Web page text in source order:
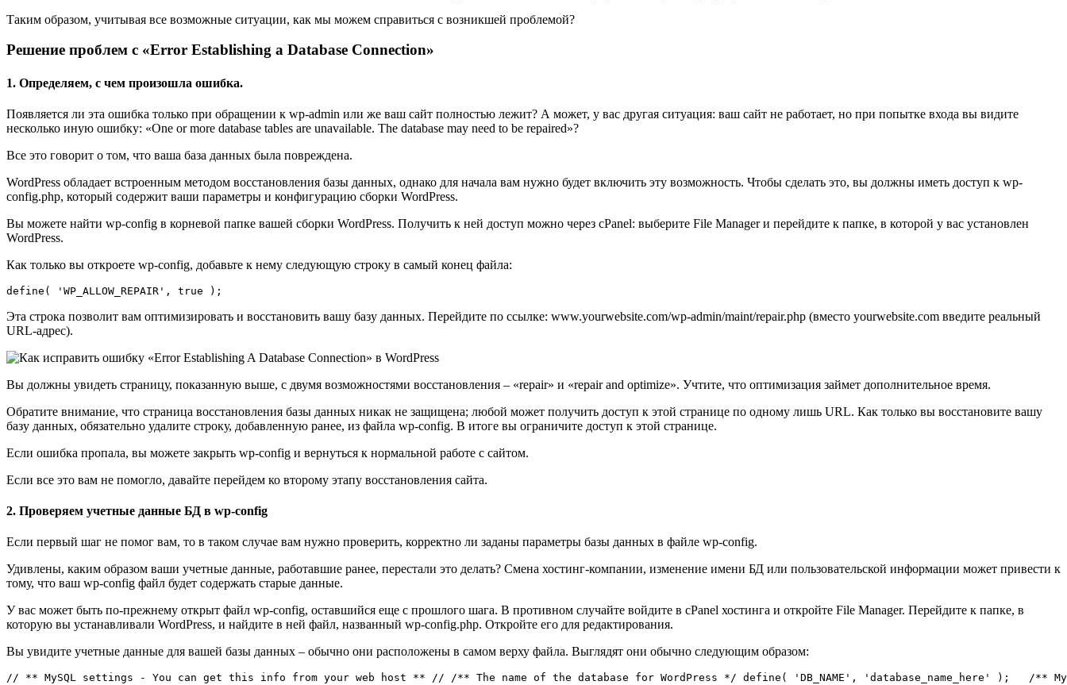
Таким образом, учитывая все возможные ситуации, как мы можем справиться с возникшей проблемой?
Решение проблем с «Error Establishing a Database Connection»
1. Определяем, с чем произошла ошибка.
Появляется ли эта ошибка только при обращении к wp-admin или же ваш сайт полностью лежит? А может, у вас другая ситуация: ваш сайт не работает, но при попытке входа вы видите
несколько иную ошибку: «One or more database tables are unavailable. The database may need to be repaired»?
Все это говорит о том, что ваша база данных была повреждена.
WordPress обладает встроенным методом восстановления базы данных, однако для начала вам нужно будет включить эту возможность. Чтобы сделать это, вы должны иметь доступ к wp-
config.php, который содержит ваши параметры и конфигурацию сборки WordPress.
Вы можете найти wp-config в корневой папке вашей сборки WordPress. Получить к ней доступ можно через cPanel: выберите File Manager и перейдите к папке, в которой у вас установлен
WordPress.
Как только вы откроете wp-config, добавьте к нему следующую строку в самый конец файла:
define( 'WP_ALLOW_REPAIR', true );
Эта строка позволит вам оптимизировать и восстановить вашу базу данных. Перейдите по ссылке: www.yourwebsite.com/wp-admin/maint/repair.php (вместо yourwebsite.com введите реальный
URL-адрес).
Вы должны увидеть страницу, показанную выше, с двумя возможностями восстановления – «repair» и «repair and optimize». Учтите, что оптимизация займет дополнительное время.
Обратите внимание, что страница восстановления базы данных никак не защищена; любой может получить доступ к этой странице по одному лишь URL. Как только вы восстановите вашу
базу данных, обязательно удалите строку, добавленную ранее, из файла wp-config. В итоге вы ограничите доступ к этой странице.
Если ошибка пропала, вы можете закрыть wp-config и вернуться к нормальной работе с сайтом.
Если все это вам не помогло, давайте перейдем ко второму этапу восстановления сайта.
2. Проверяем учетные данные БД в wp-config
Если первый шаг не помог вам, то в таком случае вам нужно проверить, корректно ли заданы параметры базы данных в файле wp-config.
Удивлены, каким образом ваши учетные данные, работавшие ранее, перестали это делать? Смена хостинг-компании, изменение имени БД или пользовательской информации может привести к
тому, что ваш wp-config файл будет содержать старые данные.
У вас может быть по-прежнему открыт файл wp-config, оставшийся еще с прошлого шага. В противном случайте войдите в cPanel хостинга и откройте File Manager. Перейдите к папке, в
которую вы устанавливали WordPress, и найдите в ней файл, названный wp-config.php. Откройте его для редактирования.
Вы увидите учетные данные для вашей базы данных – обычно они расположены в самом верху файла. Выглядят они обычно следующим образом:
// ** MySQL settings - You can get this info from your web host ** // /** The name of the database for WordPress */ define( 'DB_NAME', 'database_name_here' );   /**